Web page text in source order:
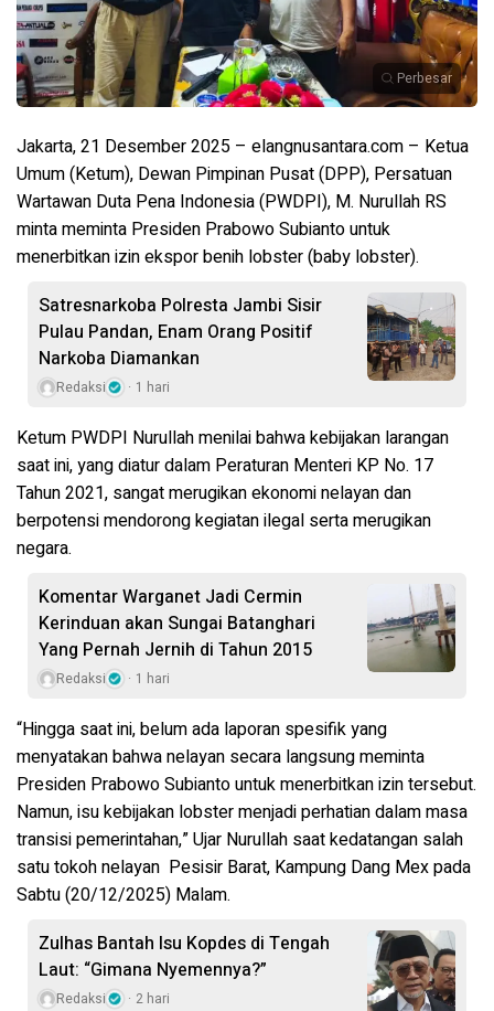
Perbesar
Jakarta, 21 Desember 2025 – elangnusantara.com – Ketua
Umum (Ketum), Dewan Pimpinan Pusat (DPP), Persatuan
Wartawan Duta Pena Indonesia (PWDPI), M. Nurullah RS
minta meminta Presiden Prabowo Subianto untuk
menerbitkan izin ekspor benih lobster (baby lobster).
Satresnarkoba Polresta Jambi Sisir
Pulau Pandan, Enam Orang Positif
Narkoba Diamankan
Redaksi 1 hari
Ketum PWDPI Nurullah menilai bahwa kebijakan larangan
saat ini, yang diatur dalam Peraturan Menteri KP No. 17
Tahun 2021, sangat merugikan ekonomi nelayan dan
berpotensi mendorong kegiatan ilegal serta merugikan
negara.
Komentar Warganet Jadi Cermin
Kerinduan akan Sungai Batanghari
Yang Pernah Jernih di Tahun 2015
Redaksi 1 hari
“Hingga saat ini, belum ada laporan spesifik yang
menyatakan bahwa nelayan secara langsung meminta
Presiden Prabowo Subianto untuk menerbitkan izin tersebut.
Namun, isu kebijakan lobster menjadi perhatian dalam masa
transisi pemerintahan,” Ujar Nurullah saat kedatangan salah
satu tokoh nelayan Pesisir Barat, Kampung Dang Mex pada
Sabtu (20/12/2025) Malam.
Zulhas Bantah Isu Kopdes di Tengah
Laut: “Gimana Nyemennya?”
Redaksi 2 hari